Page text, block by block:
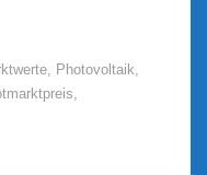
, Photovoltaik,
,